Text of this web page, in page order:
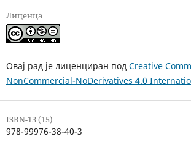
Лиценца
Овај рад је лиценциран под Creative
NonCommercial-NoDerivatives 4.0
ISBN-13 (15)
978-99976-38-40-3